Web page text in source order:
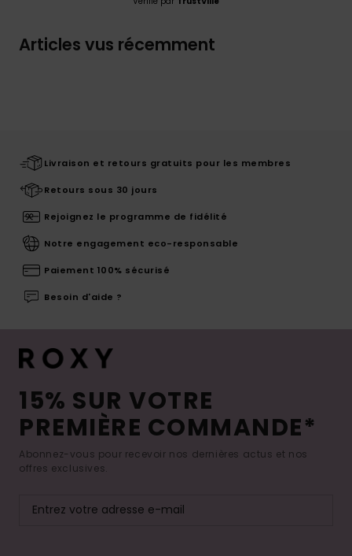
Articles vus récemment
Livraison et retours gratuits pour les membres
Retours sous 30 jours
Rejoignez le programme de fidélité
Notre engagement eco-responsable
Paiement 100% sécurisé
Besoin d'aide ?
15% SUR VOTRE
PREMIÈRE COMMANDE*
Abonnez-vous pour recevoir nos dernières actus et nos
offres exclusives.